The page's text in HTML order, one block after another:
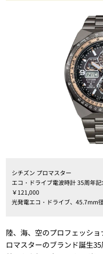
シチズン プロマスター
エコ・ドライブ電波時計 35周年記
￥121,000
光発電エコ・ドライブ、45.7mm
陸、海、空のプロフェッシ
ロマスターのブランド誕生